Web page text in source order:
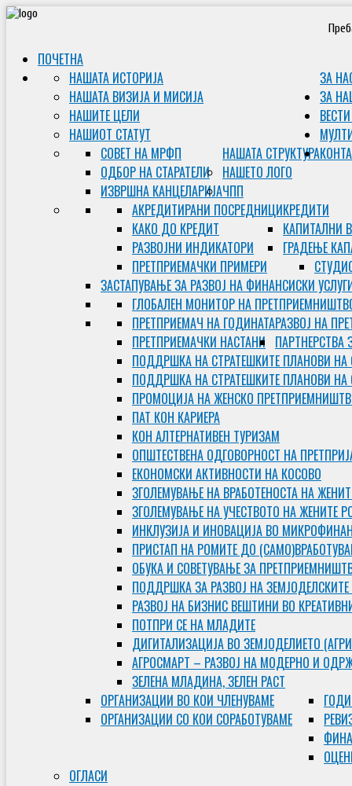
ПОЧЕТНА
ЗА
НАШАТА ИСТОРИЈА
НАШАТА ВИЗИЈА И МИСИЈА
НАШИТЕ ЦЕЛИ
НАШИОТ СТАТУТ
НАШАТА СТРУКТУРА
СОВЕТ НА МРФП
ОДБОР НА СТАРАТЕЛИ
ИЗВРШНА КАНЦЕЛАРИЈА
НАШЕТО ЛОГО
ЧПП
ЗА
КРЕДИТИ
АКРЕДИТИРАНИ ПОСРЕДНИЦИ
КАКО ДО КРЕДИТ
РАЗВОЈНИ ИНДИКАТОРИ
ПРЕТПРИЕМАЧКИ ПРИМЕРИ
КАПИТАЛНИ
ГРАДЕЊЕ
ЗАСТАПУВАЊЕ ЗА РАЗВОЈ НА ФИНАНСИСКИ
ГЛОБАЛЕН МОНИТОР НА
РАЗВОЈ НА
ПРЕТПРИЕМАЧ НА ГОДИНАТА
ПРЕТПРИЕМАЧКИ НАСТАНИ ПАРТНЕРСТВА
ПОДДРШКА НА СТРАТЕШКИТЕ ПЛАНОВИ НА
ПОДДРШКА НА СТРАТЕШКИТЕ ПЛАНОВИ НА
ПРОМОЦИЈА НА ЖЕНСКО
ПАТ КОН КАРИЕРА
КОН АЛТЕРНАТИВЕН ТУРИЗАМ
ОПШТЕСТВЕНА ОДГОВОРНОСТ НА
ЕКОНОМСКИ АКТИВНОСТИ НА КОСОВО
ЗГОЛЕМУВАЊЕ НА ВРАБОТЕНОСТА НА
ЗГОЛЕМУВАЊЕ НА УЧЕСТВОТО НА ЖЕНИТЕ
ИНКЛУЗИЈА И ИНОВАЦИЈА ВО
ПРИСТАП НА РОМИТЕ ДО
ОБУКА И СОВЕТУВАЊЕ ЗА
ПОДДРШКА ЗА РАЗВОЈ НА
РАЗВОЈ НА БИЗНИС ВЕШТИНИ ВО
ПОТПРИ СЕ НА МЛАДИТЕ
ДИГИТАЛИЗАЦИЈА ВО ЗЕМЈОДЕЛИЕТО
АГРОСМАРТ – РАЗВОЈ НА МОДЕРНО И
ЗЕЛЕНА МЛАДИНА, ЗЕЛЕН РАСТ
ОРГAНИЗАЦИИ ВО КОИ ЧЛЕНУВАМЕ
ОРГАНИЗАЦИИ СО КОИ СОРАБОТУВАМЕ
ОГЛАСИ